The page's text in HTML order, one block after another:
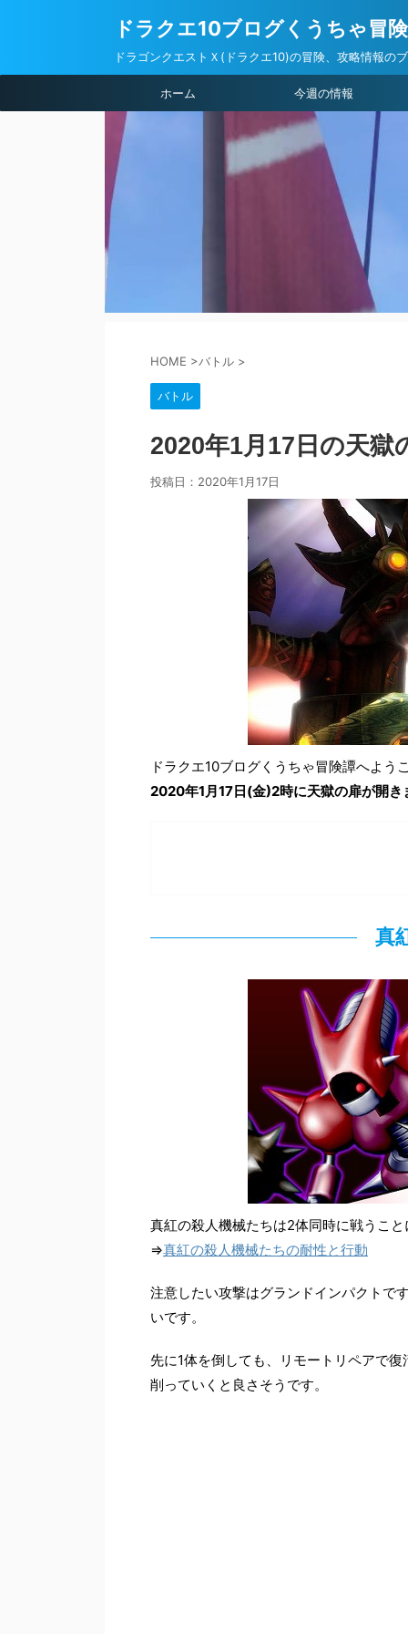
ドラクエ10ブログくうちゃ冒
ドラゴンクエストＸ(ドラクエ10)の冒険、攻略情報の
ホーム 今週の情報
HOME >バトル >
バトル
2020年1月17日の天
投稿日： 2020年1月17日
ドラクエ10ブログくうちゃ冒険譚へよう
2020年1月17日(金)2時に天獄の扉が開
真
真紅の殺人機械たちは2体同時に戦うこ
⇒真紅の殺人機械たちの耐性と行動
注意したい攻撃はグランドインパクトで
いです。
先に1体を倒しても、リモートリペアで
削っていくと良さそうです。